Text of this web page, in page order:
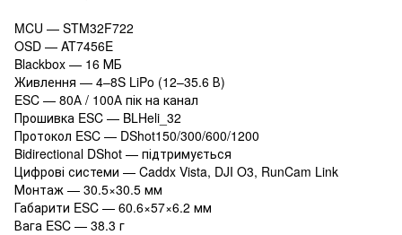
MCU — STM32F722
OSD — AT7456E
Blackbox — 16 МБ
Живлення — 4–8S LiPo (12–35.6 В)
ESC — 80А / 100А пік на канал
Прошивка ESC — BLHeli_32
Протокол ESC — DShot150/300/600/1200
Bidirectional DShot — підтримується
Цифрові системи — Caddx Vista, DJI O3, RunCam Link
Монтаж — 30.5×30.5 мм
Габарити ESC — 60.6×57×6.2 мм
Вага ESC — 38.3 г